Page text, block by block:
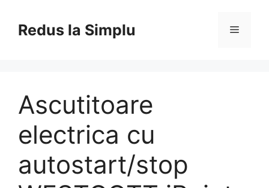
contentRedus la Simplu Menu
Ascutitoare
electrica cu
autostart/stop